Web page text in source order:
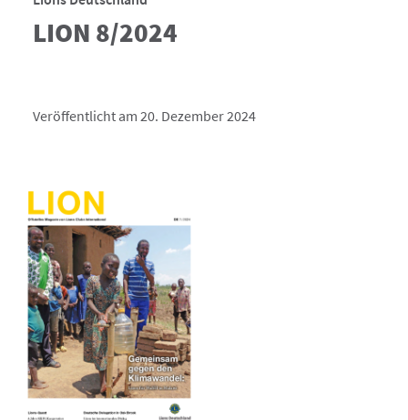
LION 8/2024
Veröffentlicht am 20. Dezember 2024